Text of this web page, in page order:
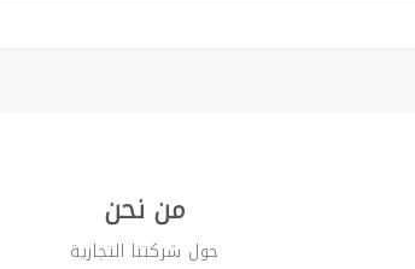
من نحن
حول شركتنا التجارية